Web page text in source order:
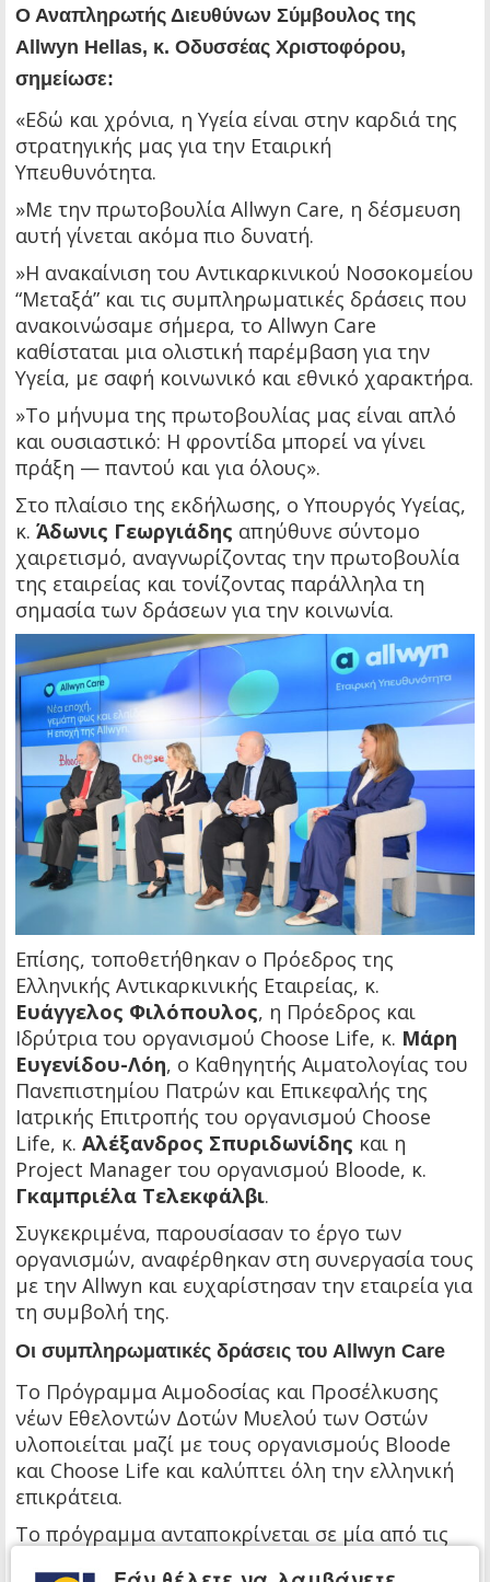
Ο Αναπληρωτής Διευθύνων Σύμβουλος της
Allwyn Hellas, κ. Οδυσσέας Χριστοφόρου,
σημείωσε:
«Εδώ και χρόνια, η Υγεία είναι στην καρδιά της
στρατηγικής μας για την Εταιρική
Υπευθυνότητα.
»Με την πρωτοβουλία Allwyn Care, η δέσμευση
αυτή γίνεται ακόμα πιο δυνατή.
»Η ανακαίνιση του Αντικαρκινικού Νοσοκομείου
“Μεταξά” και τις συμπληρωματικές δράσεις που
ανακοινώσαμε σήμερα, το Allwyn Care
καθίσταται μια ολιστική παρέμβαση για την
Υγεία, με σαφή κοινωνικό και εθνικό χαρακτήρα.
»Το μήνυμα της πρωτοβουλίας μας είναι απλό
και ουσιαστικό: Η φροντίδα μπορεί να γίνει
πράξη — παντού και για όλους».
Στο πλαίσιο της εκδήλωσης, ο Υπουργός Υγείας,
κ. Άδωνις Γεωργιάδης απηύθυνε σύντομο
χαιρετισμό, αναγνωρίζοντας την πρωτοβουλία
της εταιρείας και τονίζοντας παράλληλα τη
σημασία των δράσεων για την κοινωνία.
Επίσης, τοποθετήθηκαν ο Πρόεδρος της
Ελληνικής Αντικαρκινικής Εταιρείας, κ.
Ευάγγελος Φιλόπουλος, η Πρόεδρος και
Ιδρύτρια του οργανισμού Choose Life, κ. Μάρη
Ευγενίδου-Λόη, ο Καθηγητής Αιματολογίας του
Πανεπιστημίου Πατρών και Επικεφαλής της
Ιατρικής Επιτροπής του οργανισμού Choose
Life, κ. Αλέξανδρος Σπυριδωνίδης και η
Project Manager του οργανισμού Bloode, κ.
Γκαμπριέλα Τελεκφάλβι.
Συγκεκριμένα, παρουσίασαν το έργο των
οργανισμών, αναφέρθηκαν στη συνεργασία τους
με την Allwyn και ευχαρίστησαν την εταιρεία για
τη συμβολή της.
Οι συμπληρωματικές δράσεις του Allwyn Care
Το Πρόγραμμα Αιμοδοσίας και Προσέλκυσης
νέων Εθελοντών Δοτών Μυελού των Οστών
υλοποιείται μαζί με τους οργανισμούς Bloode
και Choose Life και καλύπτει όλη την ελληνική
επικράτεια.
Το πρόγραμμα ανταποκρίνεται σε μία από τις